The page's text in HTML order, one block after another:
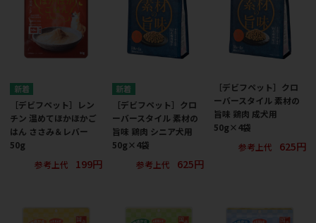
［デビフペット］レン
チン 温めてほかほかご
はん ささみ＆レバー
50g
参考上代
199円
［デビフペット］クロ
ーバースタイル 素材の
旨味 鶏肉 シニア犬用
50g×4袋
参考上代
625円
［デビフペット］クロ
ーバースタイル 素材の
旨味 鶏肉 成犬用
50g×4袋
参考上代
625円